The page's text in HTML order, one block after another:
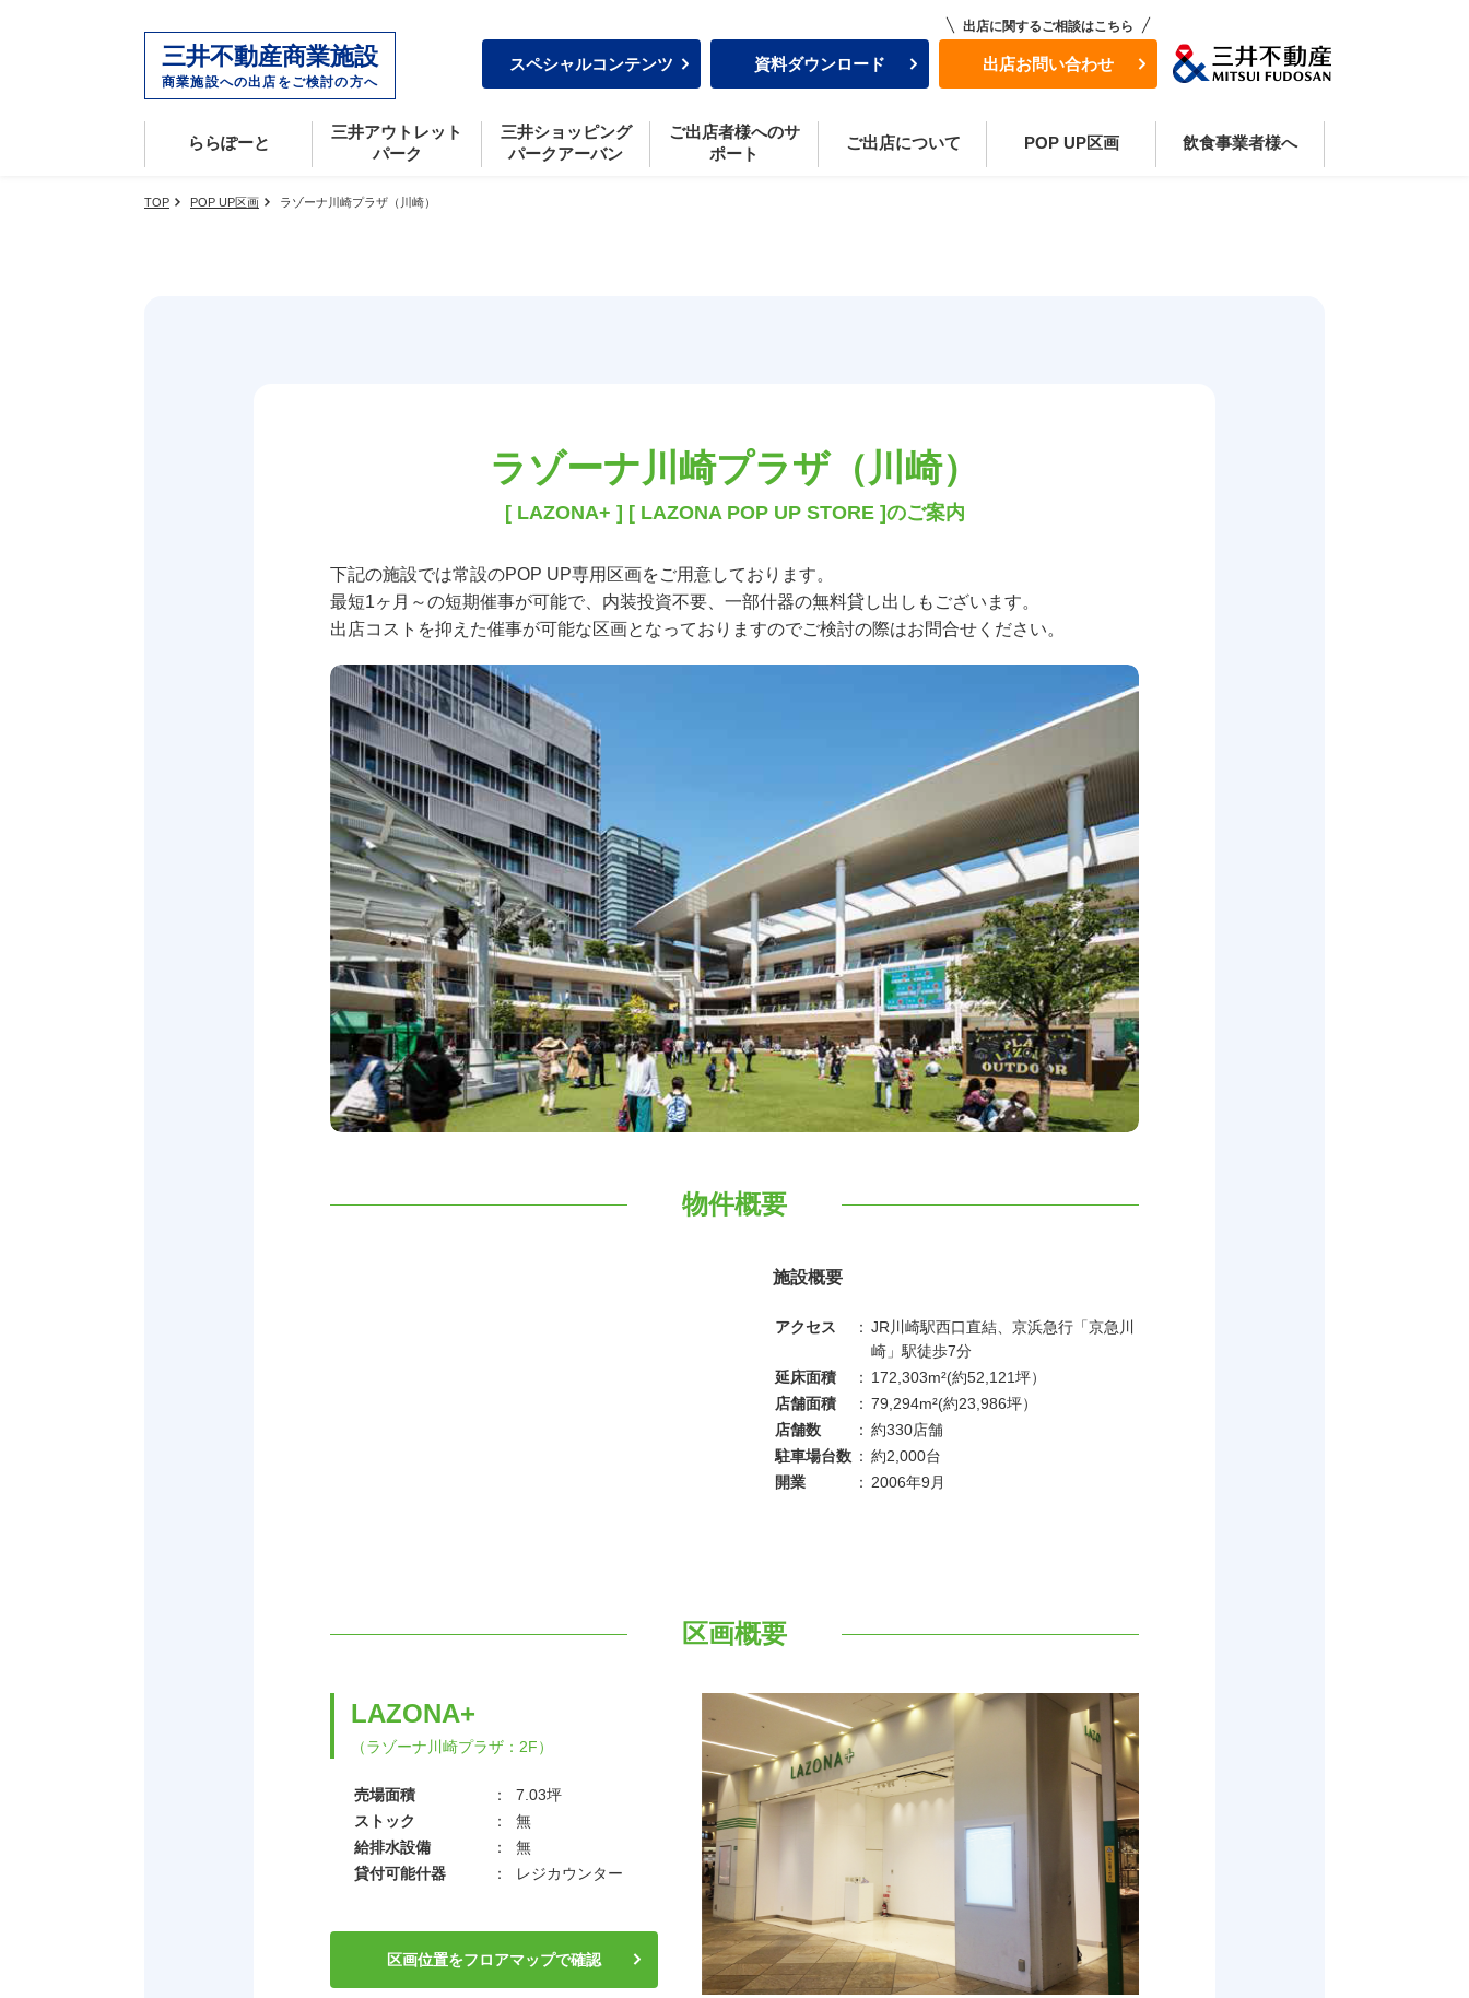
三井不動産商業施設
商業施設への出店をご検討の方へ
スペシャルコンテンツ 資料ダウンロード
出店に関するご相談はこちら
出店お問い合わせ
ららぽーと
経年優化を実現する運営管理 街づくり型商業施設開発 選ばれる施設づくり
三井アウトレット
パーク
三井アウトレットパークの特色三井ショッピング
パークアーバン
ブランドラインナップ 施設の特色 〜日本橋エリアの事例から〜
ご出店者様へのサ
ポート
施設としての販促活動 働きやすい環境づくり 事業チャネルの拡大
ご出店について
ご出店の流れ 施設一覧 新規開業物件のご紹介
POP UP区画 飲食事業者様へ
出店者様インタビュー01 出店者様インタビュー02 営業担当インタビュー01 営業担当インタビュー02 多様な物件・出店形態 様々な販促活動
TOP POP UP区画 ラゾーナ川崎プラザ（川崎）
ラゾーナ川崎プラザ（川崎）
[ LAZONA+ ] [ LAZONA POP UP STORE ]のご案内
下記の施設では常設のPOP UP専用区画をご用意しております。
最短1ヶ月～の短期催事が可能で、内装投資不要、一部什器の無料貸し出しもございます。
出店コストを抑えた催事が可能な区画となっておりますのでご検討の際はお問合せください。
物件概要
施設概要
アクセス ： JR川崎駅西口直結、京浜急行「京急川
崎」駅徒歩7分
延床面積
： 172,303m²(約52,121坪）
店舗面積
： 79,294m²(約23,986坪）
店舗数
： 約330店舗
駐車場台数 ： 約2,000台
開業
： 2006年9月
区画概要
LAZONA+
（ラゾーナ川崎プラザ：2F）
売場面積 ：
7.03坪
ストック
：
無
給排水設備
：
無
貸付可能什器
： レジカウンター
区画位置をフロアマップで確認